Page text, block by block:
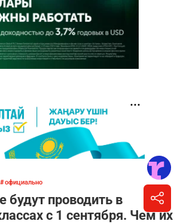
официально
будут проводить в
с 1 сентября. Чем их